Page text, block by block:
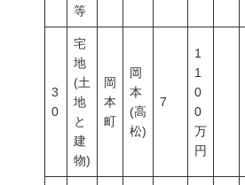
等
3
0
宅
地
(土
地
と
建
物)
岡
本
町
岡
本
(高
松)
7
1
1
0
0
万
円